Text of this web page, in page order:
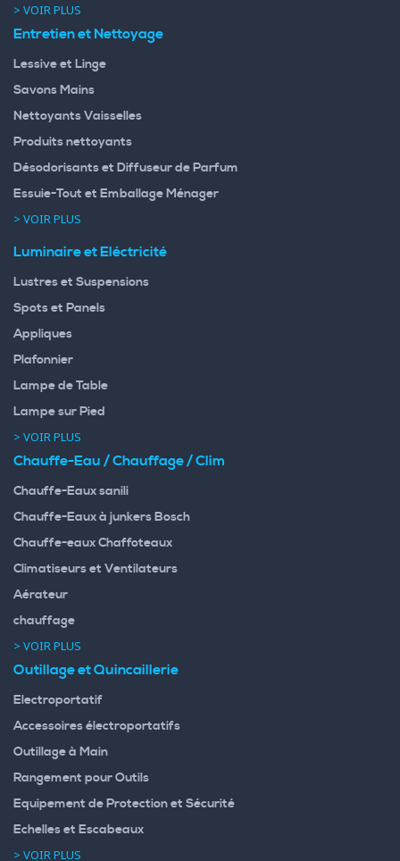
> VOIR PLUS
Entretien et Nettoyage
Lessive et Linge
Savons Mains
Nettoyants Vaisselles
Produits nettoyants
Désodorisants et Diffuseur de Parfum
Essuie-Tout et Emballage Ménager
> VOIR PLUS
Luminaire et Eléctricité
Lustres et Suspensions
Spots et Panels
Appliques
Plafonnier
Lampe de Table
Lampe sur Pied
> VOIR PLUS
Chauffe-Eau / Chauffage / Clim
Chauffe-Eaux sanili
Chauffe-Eaux à junkers Bosch
Chauffe-eaux Chaffoteaux
Climatiseurs et Ventilateurs
Aérateur
chauffage
> VOIR PLUS
Outillage et Quincaillerie
Electroportatif
Accessoires électroportatifs
Outillage à Main
Rangement pour Outils
Equipement de Protection et Sécurité
Echelles et Escabeaux
> VOIR PLUS